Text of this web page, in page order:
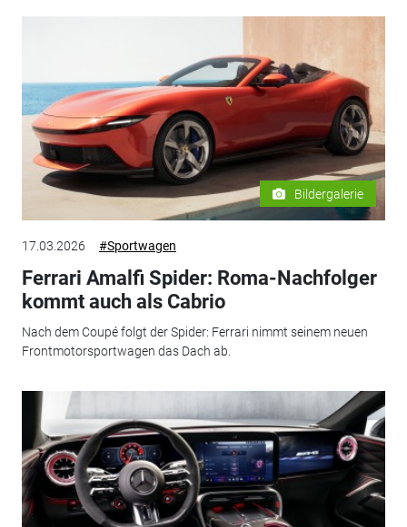
Bildergalerie
17.03.2026 #Sportwagen
Ferrari Amalfi Spider: Roma-Nachfolger
kommt auch als Cabrio
Nach dem Coupé folgt der Spider: Ferrari nimmt seinem neuen
Frontmotorsportwagen das Dach ab.